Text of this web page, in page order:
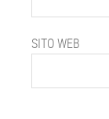
SITO WEB